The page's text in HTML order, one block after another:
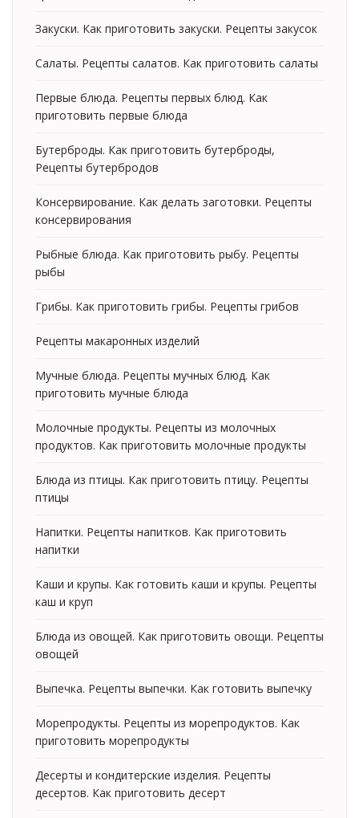
Закуски. Как приготовить закуски. Рецепты закусок
Салаты. Рецепты салатов. Как приготовить салаты
Первые блюда. Рецепты первых блюд. Как
приготовить первые блюда
Бутерброды. Как приготовить бутерброды,
Рецепты бутербродов
Консервирование. Как делать заготовки. Рецепты
консервирования
Рыбные блюда. Как приготовить рыбу. Рецепты
рыбы
Грибы. Как приготовить грибы. Рецепты грибов
Рецепты макаронных изделий
Мучные блюда. Рецепты мучных блюд. Как
приготовить мучные блюда
Молочные продукты. Рецепты из молочных
продуктов. Как приготовить молочные продукты
Блюда из птицы. Как приготовить птицу. Рецепты
птицы
Напитки. Рецепты напитков. Как приготовить
напитки
Каши и крупы. Как готовить каши и крупы. Рецепты
каш и круп
Блюда из овощей. Как приготовить овощи. Рецепты
овощей
Выпечка. Рецепты выпечки. Как готовить выпечку
Морепродукты. Рецепты из морепродуктов. Как
приготовить морепродукты
Десерты и кондитерские изделия. Рецепты
десертов. Как приготовить десерт